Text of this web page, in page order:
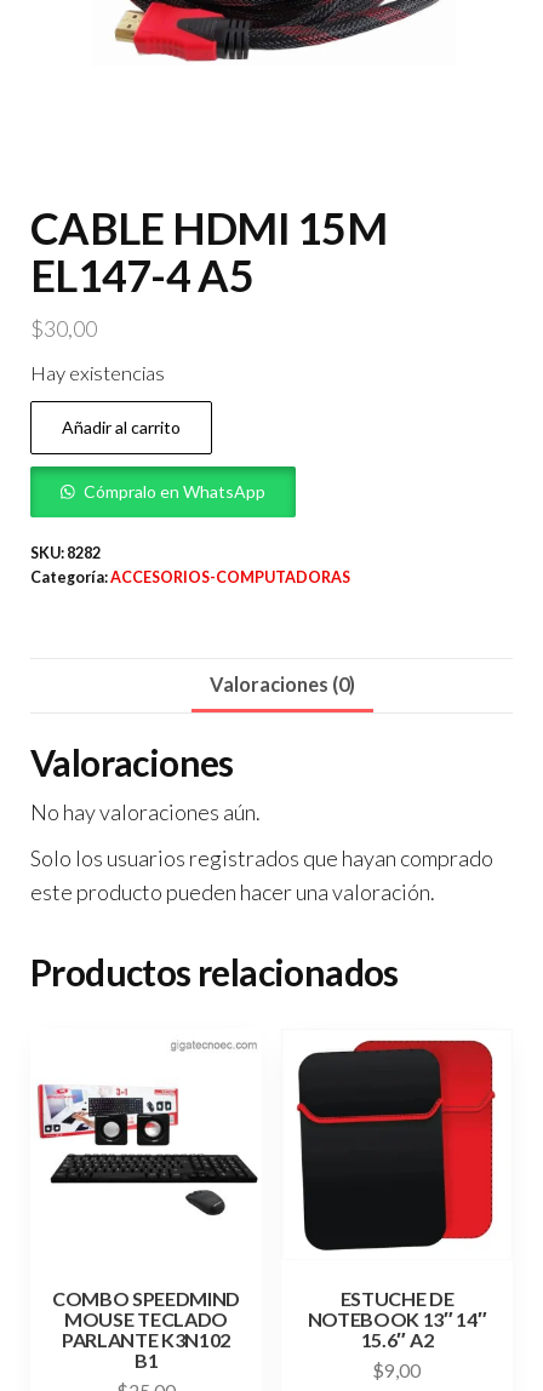
CABLE HDMI 15M
EL147-4 A5
$30,00
Hay existencias
CABLE
HDMI
15M
EL147-
4
A5
Añadir al carrito
Cómpralo en WhatsApp
SKU: 8282
Categoría:ACCESORIOS-COMPUTADORAS
Valoraciones (0)
Valoraciones
No hay valoraciones aún.
Solo los usuarios registrados que hayan comprado
este producto pueden hacer una valoración.
Productos relacionados
COMBO SPEEDMIND
MOUSE TECLADO
PARLANTE K3N102
B1
ESTUCHE DE
NOTEBOOK 13″ 14″
15.6″ A2
$9,00